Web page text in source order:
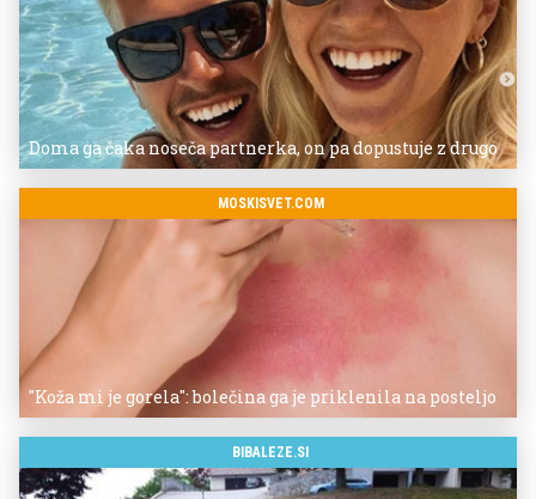
Doma ga čaka noseča partnerka, on pa dopustuje z drugo
MOSKISVET.COM
"Koža mi je gorela": bolečina ga je priklenila na posteljo
BIBALEZE.SI